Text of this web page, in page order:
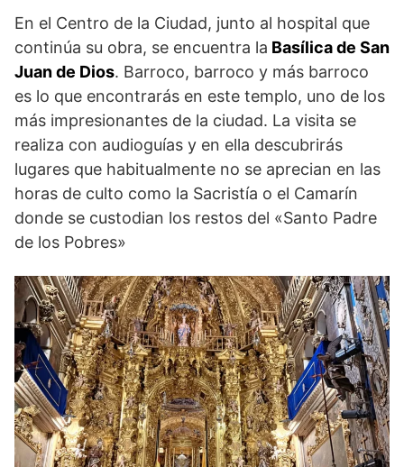
En el Centro de la Ciudad, junto al hospital que
continúa su obra, se encuentra la Basílica de San
Juan de Dios. Barroco, barroco y más barroco
es lo que encontrarás en este templo, uno de los
más impresionantes de la ciudad. La visita se
realiza con audioguías y en ella descubrirás
lugares que habitualmente no se aprecian en las
horas de culto como la Sacristía o el Camarín
donde se custodian los restos del «Santo Padre
de los Pobres»